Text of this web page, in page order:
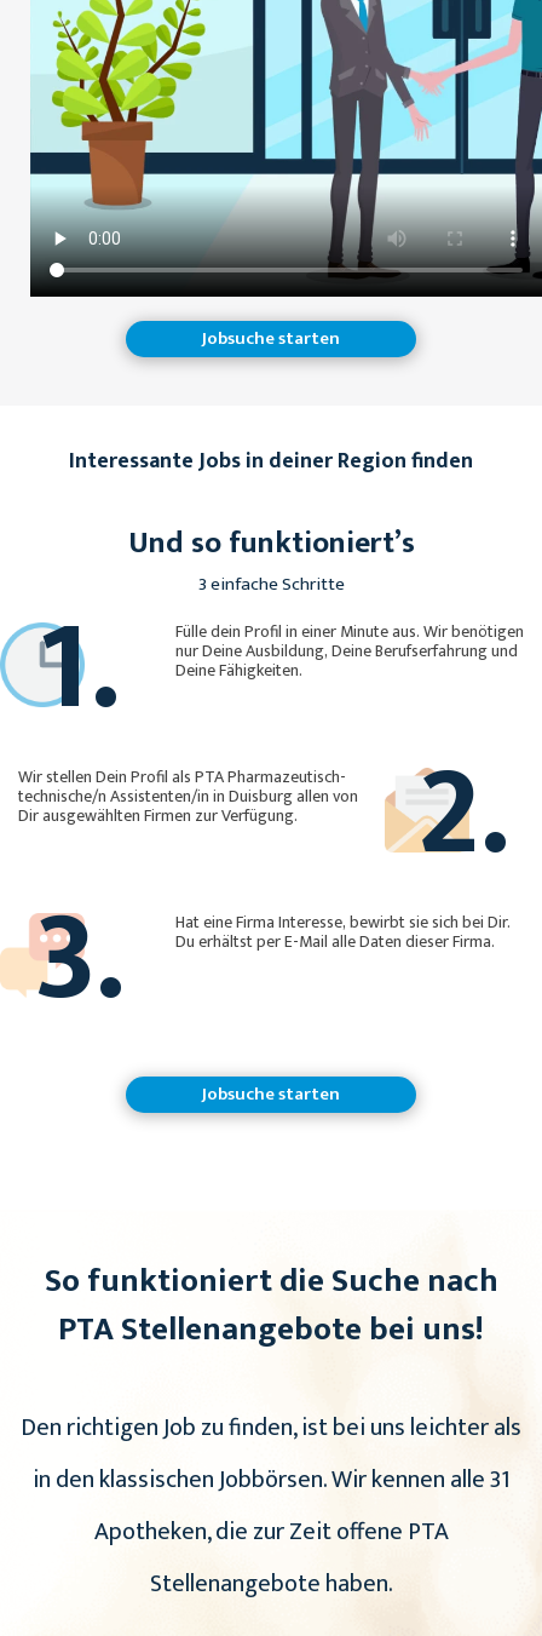
Jobsuche starten
Interessante Jobs in deiner Region finden
Und so funktioniert’s
3 einfache Schritte
1. Fülle dein Profil in einer Minute aus. Wir benötigen
nur Deine Ausbildung, Deine Berufserfahrung und
Deine Fähigkeiten.
2.
Wir stellen Dein Profil als PTA Pharmazeutisch-
technische/n Assistenten/in in Duisburg allen von
Dir ausgewählten Firmen zur Verfügung.
3. Hat eine Firma Interesse, bewirbt sie sich bei Dir.
Du erhältst per E-Mail alle Daten dieser Firma.
Jobsuche starten
So funktioniert die Suche nach
PTA Stellenangebote bei uns!
Den richtigen Job zu finden, ist bei uns leichter als
in den klassischen Jobbörsen. Wir kennen alle 31
Apotheken, die zur Zeit offene PTA
Stellenangebote haben.